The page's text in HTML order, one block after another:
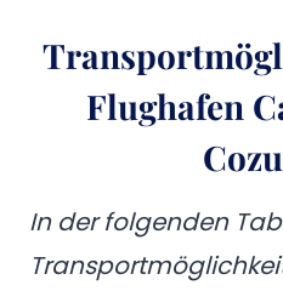
Flughafen
In der folgenden